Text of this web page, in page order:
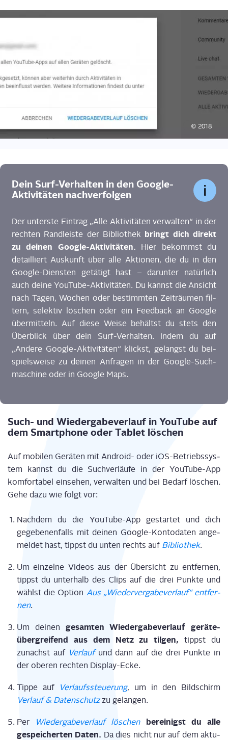
© 2018
Dein Surf-Ver­hal­ten in den Goog­le-
Akti­vi­tä­ten nachverfolgen
Der unters­te Ein­trag „Alle Akti­vi­tä­ten ver­wal­ten“ in der
rech­ten Rand­leis­te der Biblio­thek bringt dich direkt
zu dei­nen Goog­le-Akti­vi­tä­ten. Hier bekommst du
detail­liert Aus­kunft über alle Aktio­nen, die du in den
Goog­le-Diens­ten getä­tigt hast – dar­un­ter natür­lich
auch dei­ne You­Tube-Akti­vi­tä­ten. Du kannst die Ansicht
nach Tagen, Wochen oder bestimm­ten Zeit­räu­men fil­
tern, selek­tiv löschen oder ein Feed­back an Goog­le
über­mit­teln. Auf die­se Wei­se behältst du stets den
Über­blick über dein Surf-Ver­hal­ten. Indem du auf
„Ande­re Goog­le-Akti­vi­tä­ten“ klickst, gelangst du bei­
spiels­wei­se zu dei­nen Anfra­gen in der Goog­le-Such­
ma­schi­ne oder in Goog­le Maps.
Such- und Wie­der­ga­be­ver­lauf in You­Tube auf
dem Smart­phone oder Tablet löschen
Auf mobi­len Gerä­ten mit Android- oder iOS-Betriebs­sys­
tem kannst du die Such­ver­läu­fe in der You­Tube-App
kom­for­ta­bel ein­se­hen, ver­wal­ten und bei Bedarf löschen.
Gehe dazu wie folgt vor:
Nach­dem du die You­Tube-App gestar­tet und dich
gege­be­nen­falls mit dei­nen Goog­le-Kon­to­da­ten ange­
mel­det hast, tippst du unten rechts auf Biblio­thek.
Um ein­zel­ne Vide­os aus der Über­sicht zu ent­fer­nen,
tippst du unter­halb des Clips auf die drei Punk­te und
wählst die Opti­on Aus „Wie­der­ver­ga­be­ver­lauf“ ent­fer­
nen.
Um dei­nen gesam­ten Wie­der­ga­be­ver­lauf gerä­te­
über­grei­fend aus dem Netz zu til­gen, tippst du
zunächst auf Ver­laufund dann auf die drei Punk­te in
der obe­ren rech­ten Display-Ecke.
Tip­pe auf Ver­laufs­steue­rung, um in den Bild­schirm
Ver­lauf & Daten­schutzzu gelangen.
Per Wie­der­ga­be­ver­lauf löschen
berei­nigst du alle
gespei­cher­ten Daten. Da dies nicht nur auf dem aktu­